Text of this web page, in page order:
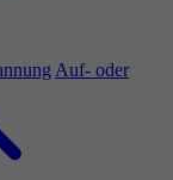
Auf- oder